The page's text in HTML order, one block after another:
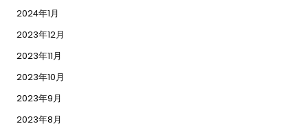
2024年1月
2023年12月
2023年11月
2023年10月
2023年9月
2023年8月